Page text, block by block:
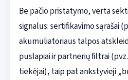
Be pačio pristatymo, verta
signalus: sertifikavimo sąrašai
akumuliatoriaus talpos
puslapiai ir partnerių filtrai
tiekėjai), taip pat ankstyvieji